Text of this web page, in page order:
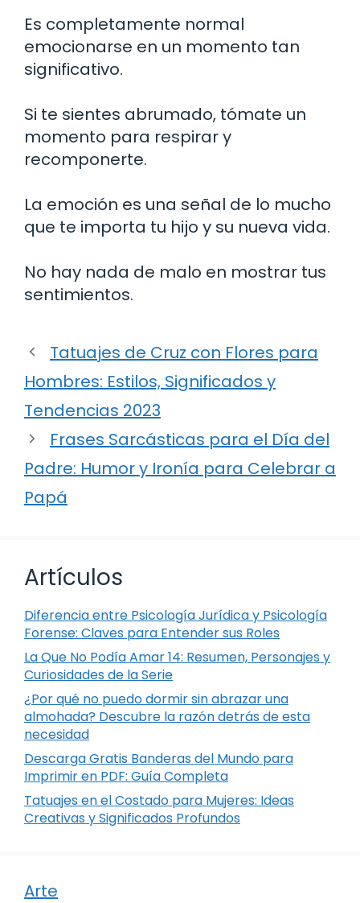
Es completamente normal
emocionarse en un momento tan
significativo.
Si te sientes abrumado, tómate un
momento para respirar y
recomponerte.
La emoción es una señal de lo mucho
que te importa tu hijo y su nueva vida.
No hay nada de malo en mostrar tus
sentimientos.
Tatuajes de Cruz con Flores para
Hombres: Estilos, Significados y
Tendencias 2023
Frases Sarcásticas para el Día del
Padre: Humor y Ironía para Celebrar a
Papá
Artículos
Diferencia entre Psicología Jurídica y Psicología
Forense: Claves para Entender sus Roles
La Que No Podía Amar 14: Resumen, Personajes y
Curiosidades de la Serie
¿Por qué no puedo dormir sin abrazar una
almohada? Descubre la razón detrás de esta
necesidad
Descarga Gratis Banderas del Mundo para
Imprimir en PDF: Guía Completa
Tatuajes en el Costado para Mujeres: Ideas
Creativas y Significados Profundos
Arte